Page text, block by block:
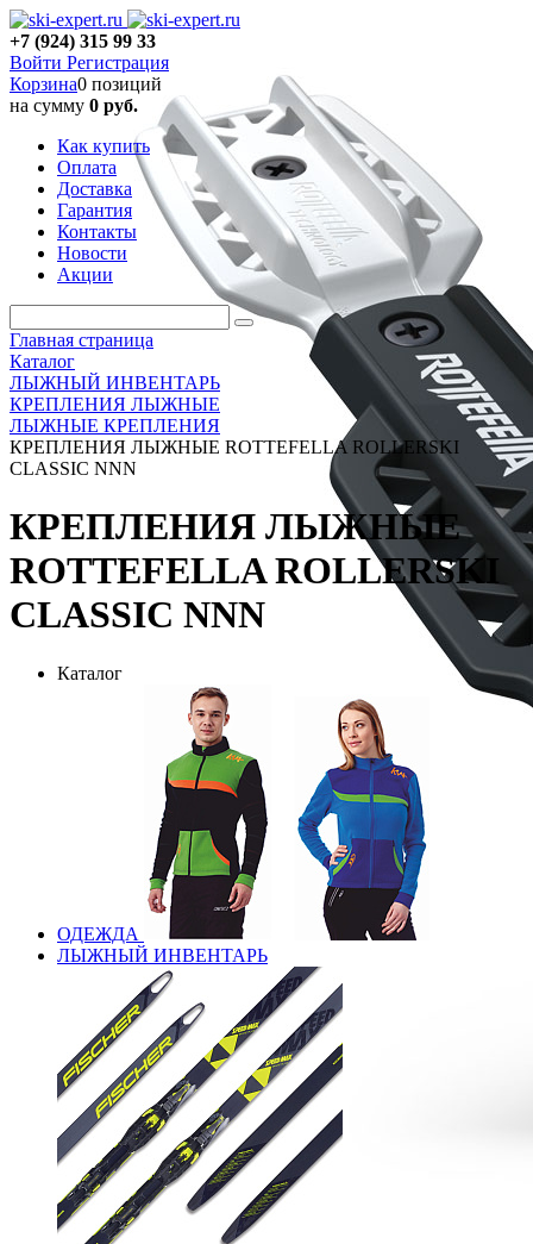
+7 (924) 315 99 33
Войти Регистрация
Корзина0 позиций
на сумму 0 руб.
Как купить
Оплата
Доставка
Гарантия
Контакты
Новости
Акции
Главная страница
Каталог
ЛЫЖНЫЙ ИНВЕНТАРЬ
КРЕПЛЕНИЯ ЛЫЖНЫЕ
ЛЫЖНЫЕ КРЕПЛЕНИЯ
КРЕПЛЕНИЯ ЛЫЖНЫЕ ROTTEFELLA ROLLERSKI
CLASSIC NNN
КРЕПЛЕНИЯ ЛЫЖНЫЕ
ROTTEFELLA ROLLERSKI
CLASSIC NNN
Каталог
ОДЕЖДА
ЛЫЖНЫЙ ИНВЕНТАРЬ